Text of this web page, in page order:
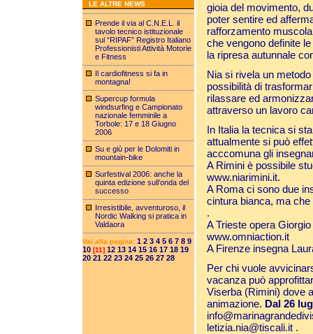
LE ALTRE NEWS
Prende il via al C.N.E.L. il
tavolo tecnico istituzionale
sul “RIPAF” Registro Italiano
Professionisti Attività Motorie
e Fitness
Il cardiofitness si fa in
montagna!
Supercup formula
windsurfing e Campionato
nazionale femminile a
Torbole: 17 e 18 Giugno
2006
Su e giù per le Dolomiti in
mountain-bike
Surfestival 2006: anche la
quinta edizione sull’onda del
successo
Irresistibile, avventuroso, il
Nordic Walking si pratica in
Valdaora
Vai alla pagina: 1 2 3 4 5 6 7 8 9
10 [11] 12 13 14 15 16 17 18 19
20 21 22 23 24 25 26 27 28
gioia del movimento,
poter sentire ed
rafforzamento
che vengono definite
la ripresa autunnale
Nia si rivela un
possibilità di
rilassare ed
attraverso un lavoro
In Italia la tecnica si
attualmente si può
acccomuna gli
A Rimini è possibile
www.niarimini.it.
A Roma ci sono due
cintura bianca, ma
.
A Trieste opera
www.omniaction.it
A Firenze insegna
Per chi vuole
vacanza può
Viserba (Rimini) dove
animazione. Dal 26
letizia.nia@tiscali.it .